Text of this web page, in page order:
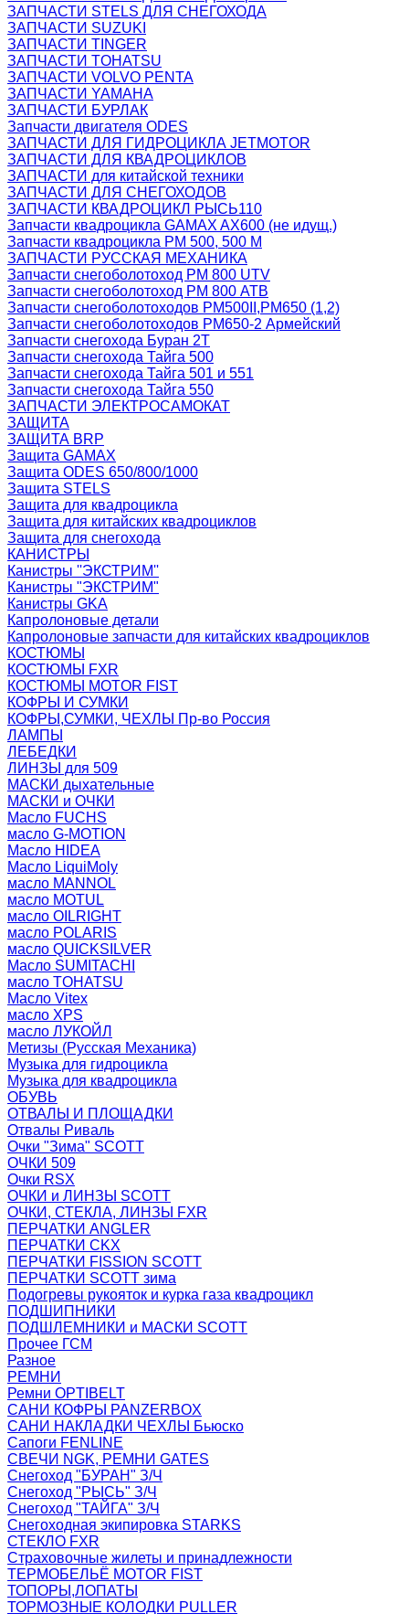
ЗАПЧАСТИ STELS ДЛЯ СНЕГОХОДА
ЗАПЧАСТИ SUZUKI
ЗАПЧАСТИ TINGER
ЗАПЧАСТИ TOHATSU
ЗАПЧАСТИ VOLVO PENTA
ЗАПЧАСТИ YAMAHA
ЗАПЧАСТИ БУРЛАК
Запчасти двигателя ODES
ЗАПЧАСТИ ДЛЯ ГИДРОЦИКЛА JETMOTOR
ЗАПЧАСТИ ДЛЯ КВАДРОЦИКЛОВ
ЗАПЧАСТИ для китайской техники
ЗАПЧАСТИ ДЛЯ СНЕГОХОДОВ
ЗАПЧАСТИ КВАДРОЦИКЛ РЫСЬ110
Запчасти квадроцикла GAMAX AX600 (не идущ.)
Запчасти квадроцикла РМ 500, 500 М
ЗАПЧАСТИ РУССКАЯ МЕХАНИКА
Запчасти снегоболотоход РМ 800 UTV
Запчасти снегоболотоход РМ 800 АТВ
Запчасти снегоболотоходов РМ500II,РМ650 (1,2)
Запчасти снегоболотоходов РМ650-2 Армейский
Запчасти снегохода Буран 2Т
Запчасти снегохода Тайга 500
Запчасти снегохода Тайга 501 и 551
Запчасти снегохода Тайга 550
ЗАПЧАСТИ ЭЛЕКТРОСАМОКАТ
ЗАЩИТА
ЗАЩИТА BRP
Защита GAMAX
Защита ODES 650/800/1000
Защита STELS
Защита для квадроцикла
Защита для китайских квадроциклов
Защита для снегохода
КАНИСТРЫ
Канистры ''ЭКСТРИМ''
Канистры "ЭКСТРИМ"
Канистры GKA
Капролоновые детали
Капролоновые запчасти для китайских квадроциклов
КОСТЮМЫ
КОСТЮМЫ FXR
КОСТЮМЫ MOTOR FIST
КОФРЫ И СУМКИ
КОФРЫ,СУМКИ, ЧЕХЛЫ Пр-во Россия
ЛАМПЫ
ЛЕБЕДКИ
ЛИНЗЫ для 509
МАСКИ дыхательные
МАСКИ и ОЧКИ
Масло FUCHS
масло G-MOTION
Масло HIDEA
Масло LiquiMoly
масло MANNOL
масло MOTUL
масло OILRIGHT
масло POLARIS
масло QUICKSILVER
Масло SUMITACHI
масло TOHATSU
Масло Vitex
масло XPS
масло ЛУКОЙЛ
Метизы (Русская Механика)
Музыка для гидроцикла
Музыка для квадроцикла
ОБУВЬ
ОТВАЛЫ И ПЛОЩАДКИ
Отвалы Риваль
Очки "Зима" SCOTT
ОЧКИ 509
Очки RSX
ОЧКИ и ЛИНЗЫ SCOTT
ОЧКИ, СТЕКЛА, ЛИНЗЫ FXR
ПЕРЧАТКИ ANGLER
ПЕРЧАТКИ CKX
ПЕРЧАТКИ FISSION SCOTT
ПЕРЧАТКИ SCOTT зима
Подогревы рукояток и курка газа квадроцикл
ПОДШИПНИКИ
ПОДШЛЕМНИКИ и МАСКИ SCOTT
Прочее ГСМ
Разное
РЕМНИ
Ремни OPTIBELT
САНИ КОФРЫ PANZERBOX
САНИ НАКЛАДКИ ЧЕХЛЫ Бьюско
Сапоги FENLINE
СВЕЧИ NGK, РЕМНИ GATES
Снегоход "БУРАН" З/Ч
Снегоход "РЫСЬ" З/Ч
Снегоход "ТАЙГА" З/Ч
Снегоходная экипировка STARKS
СТЕКЛО FXR
Страховочные жилеты и принадлежности
ТЕРМОБЕЛЬЁ MOTOR FIST
ТОПОРЫ,ЛОПАТЫ
ТОРМОЗНЫЕ КОЛОДКИ PULLER